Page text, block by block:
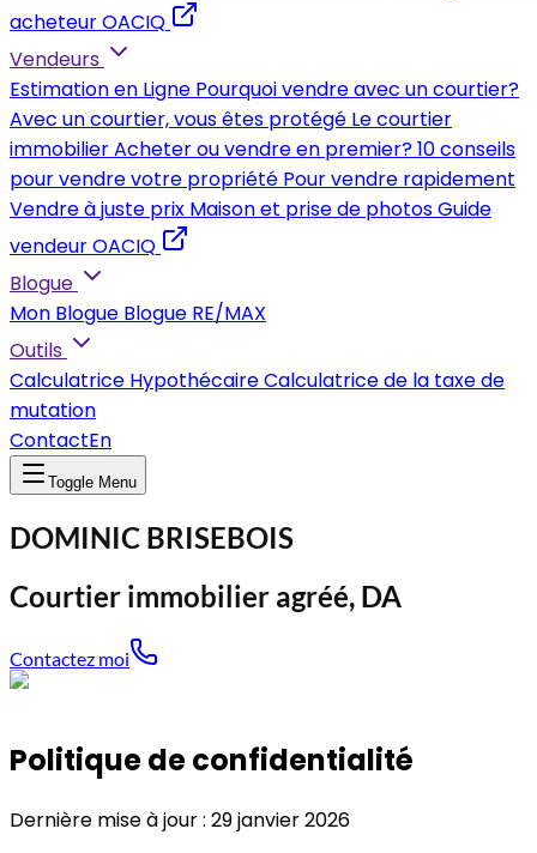
acheteur OACIQ
Vendeurs
Estimation en Ligne Pourquoi vendre avec un courtier?
Avec un courtier, vous êtes protégé Le courtier
immobilierAcheter ou vendre en premier?10 conseils
pour vendre votre propriété Pour vendre rapidement
Vendre à juste prix Maison et prise de photosGuide
vendeur OACIQ
Blogue
Mon Blogue Blogue RE/MAX
Outils
Calculatrice HypothécaireCalculatrice de la taxe de
mutation
ContactEn
Toggle Menu
DOMINIC BRISEBOIS
Courtier immobilier agréé, DA
Contactez moi
Politique de confidentialité
Dernière mise à jour : 29 janvier 2026